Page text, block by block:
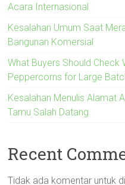
Acara Internasional
Kesalahan Umum Saat
Bangunan Komersial
What Buyers Should Check
Peppercorns for Large
Kesalahan Menulis Alamat
Tamu Salah Datang
Recent
Tidak ada komentar untuk